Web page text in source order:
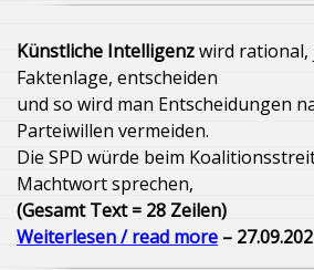
Künstliche Intelligenzwird rational,
Faktenlage, entscheiden
und so wird man Entscheidungen
Parteiwillen vermeiden.
Die SPD würde beim
Machtwort sprechen,
(Gesamt Text = 28 Zeilen)
Weiterlesen / read more –